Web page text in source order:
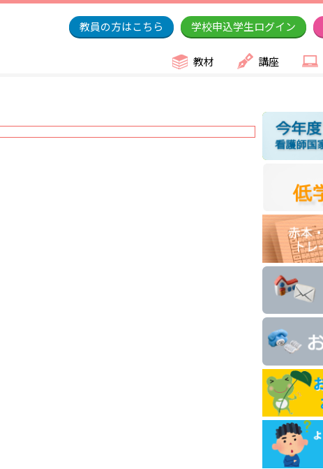
教員の方はこちら 学校申込学生ログイン
教材 講座